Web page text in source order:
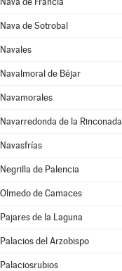
Nava de Sotrobal
Navales
Navalmoral de Béjar
Navamorales
Navarredonda de la Rinconada
Navasfrías
Negrilla de Palencia
Olmedo de Camaces
Pajares de la Laguna
Palacios del Arzobispo
Palaciosrubios